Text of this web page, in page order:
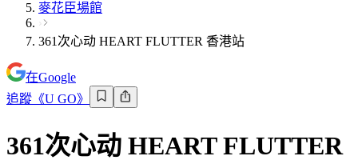
麥花臣場館
361次心动 HEART FLUTTER 香港站
在Google
追蹤《U GO》
361次心动 HEART FLUTTER